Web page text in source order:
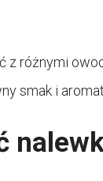
różnymi
smak i aromat.